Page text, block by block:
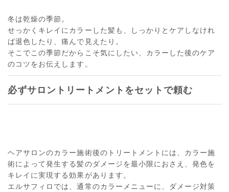
冬は乾燥の季節。
せっかくキレイにカラーした髪も、しっかりとケアしなけれ
ば退色したり、痛んで見えたり。
そこでこの季節だからこそ気にしたい、カラーした後のケア
のコツをお伝えします。
必ずサロントリートメントをセットで頼む
ヘアサロンのカラー施術後のトリートメントには、カラー施
術によって発生する髪のダメージを最小限におさえ、発色を
キレイに実現する効果があります。
エルサフィロでは、通常のカラーメニューに、ダメージ対策